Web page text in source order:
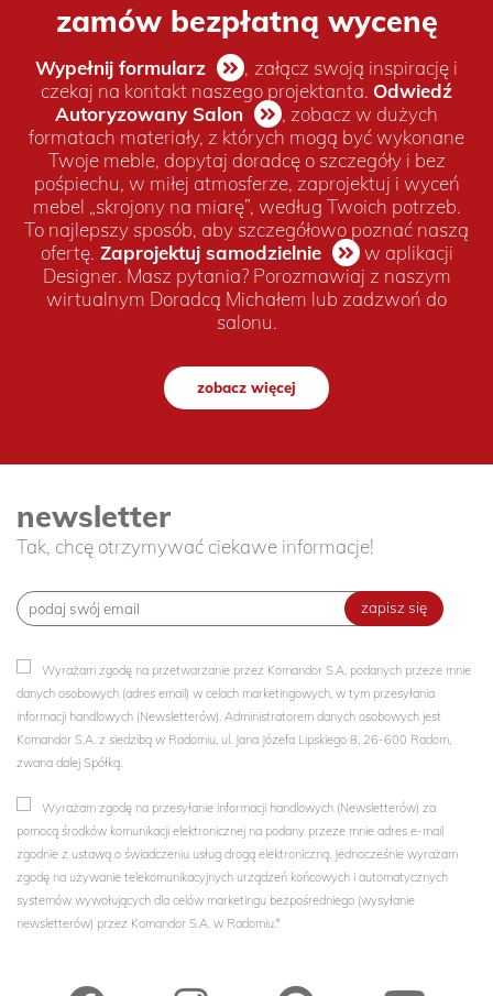
zamów bezpłatną wycenę
Wypełnij formularz , załącz swoją inspirację i
czekaj na kontakt naszego projektanta. Odwiedź
Autoryzowany Salon
, zobacz w dużych
formatach materiały, z których mogą być wykonane
Twoje meble, dopytaj doradcę o szczegóły i bez
pośpiechu, w miłej atmosferze, zaprojektuj i wyceń
mebel „skrojony na miarę”, według Twoich potrzeb.
To najlepszy sposób, aby szczegółowo poznać naszą
ofertę. Zaprojektuj samodzielnie
w aplikacji
Designer. Masz pytania? Porozmawiaj z naszym
wirtualnym Doradcą Michałem lub zadzwoń do
salonu.
zobacz więcej
newsletter
Tak, chcę otrzymywać ciekawe informacje!
zapisz się
Wyrażam zgodę na przetwarzanie przez Komandor S.A. podanych przeze mnie
danych osobowych (adres email) w celach marketingowych, w tym przesyłania
informacji handlowych (Newsletterów). Administratorem danych osobowych jest
Komandor S.A. z siedzibą w Radomiu, ul. Jana Józefa Lipskiego 8, 26-600 Radom,
zwana dalej Spółką.
Wyrażam zgodę na przesyłanie informacji handlowych (Newsletterów) za
pomocą środków komunikacji elektronicznej na podany przeze mnie adres e-mail
zgodnie z ustawą o świadczeniu usług drogą elektroniczną. Jednocześnie wyrażam
zgodę na używanie telekomunikacyjnych urządzeń końcowych i automatycznych
systemów wywołujących dla celów marketingu bezpośredniego (wysyłanie
newsletterów) przez Komandor S.A. w Radomiu.*